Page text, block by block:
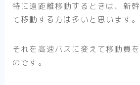
特に遠距離移動するときは、新
て移動する方は多いと思います。
それを高速バスに変えて移動費
のです。